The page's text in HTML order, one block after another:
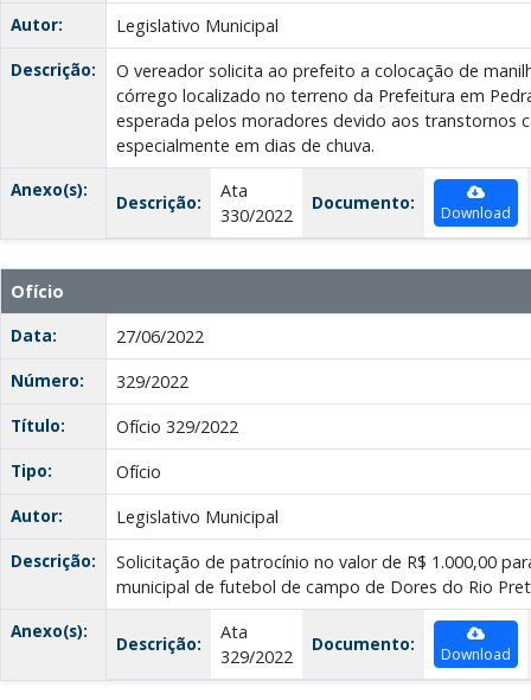
Autor:
Legislativo Municipal
Descrição:
O vereador solicita ao prefeito a colocação de
córrego localizado no terreno da Prefeitura em
esperada pelos moradores devido aos transtornos
especialmente em dias de chuva.
Anexo(s):
Descrição:
Ata
330/2022
Documento: Download
Ofício
Data:
27/06/2022
Número:
329/2022
Título:
Ofício 329/2022
Tipo:
Ofício
Autor:
Legislativo Municipal
Descrição:
Solicitação de patrocínio no valor de R$ 1.000,00
municipal de futebol de campo de Dores do Rio
Anexo(s):
Descrição:
Ata
329/2022
Documento: Download